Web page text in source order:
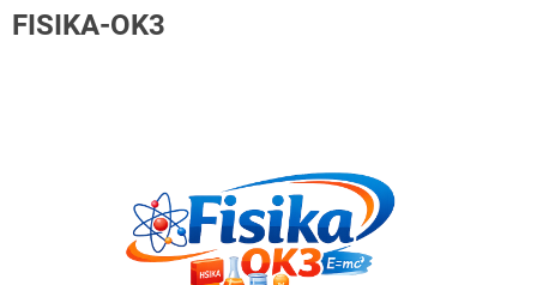
FISIKA-OK3